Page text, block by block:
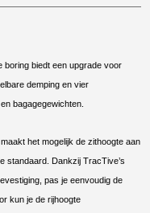
boring biedt een upgrade voor
demping en vier
bagagegewichten.
het mogelijk de zithoogte aan
standaard. Dankzij TracTive’s
pas je eenvoudig de
kun je de rijhoogte